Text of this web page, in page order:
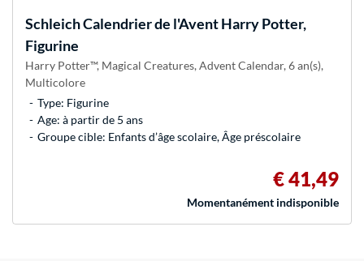
SchleichCalendrier de l'Avent Harry Potter,
Figurine
Harry Potter™, Magical Creatures, Advent Calendar, 6 an(s),
Multicolore
Type: Figurine
Age: à partir de 5 ans
Groupe cible: Enfants d’âge scolaire, Âge préscolaire
€ 41,49
Momentanément indisponible